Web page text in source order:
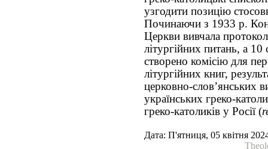
узгодити позицію
Починаючи з 1933 р.
Церкви вивчала
літургійних питань, а
створено комісію для
літургійних книг,
церковно-слов’янських
українських греко-
греко-католиків у Росії (
Дата: П'ятниця, 05 квітня